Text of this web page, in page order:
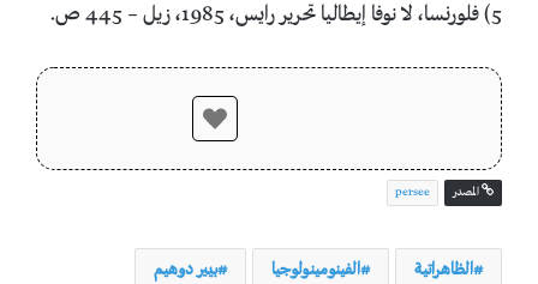
5) فلورنسا، لا نوفا إيطاليا تحرير رايس، 1985، زيل – 445 ص.
المصدر persee
الظاهراتية الفينومينولوجيا بيير دوهيم